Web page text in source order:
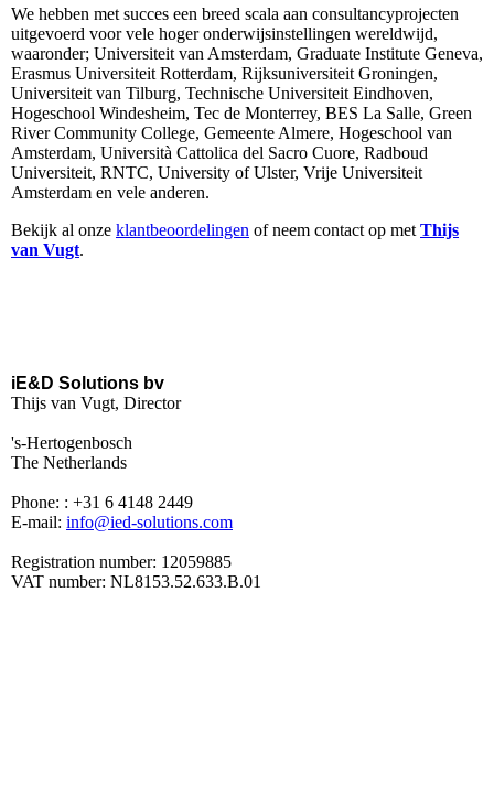
We hebben met succes een breed scala aan consultancyprojecten
uitgevoerd voor vele hoger onderwijsinstellingen wereldwijd,
waaronder; Universiteit van Amsterdam, Graduate Institute Geneva,
Erasmus Universiteit Rotterdam, Rijksuniversiteit Groningen,
Universiteit van Tilburg, Technische Universiteit Eindhoven,
Hogeschool Windesheim, Tec de Monterrey, BES La Salle, Green
River Community College, Gemeente Almere, Hogeschool van
Amsterdam, Università Cattolica del Sacro Cuore, Radboud
Universiteit, RNTC, University of Ulster, Vrije Universiteit
Amsterdam en vele anderen.
Bekijk al onze klantbeoordelingen of neem contact op met Thijs
van Vugt.
iE&D Solutions bv
Thijs van Vugt, Director
's-Hertogenbosch
The Netherlands
Phone: : +31 6 4148 2449
E-mail: info@ied-solutions.com
Registration number: 12059885
VAT number: NL8153.52.633.B.01